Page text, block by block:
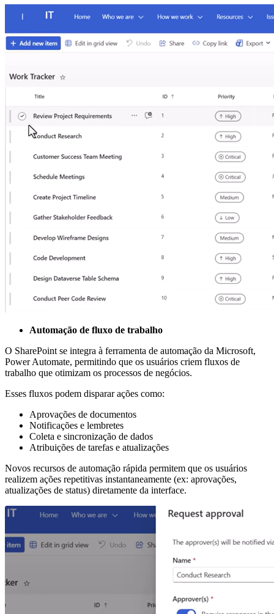
Automação de fluxo de trabalho
O SharePoint se integra à ferramenta de automação da Microsoft,
Power Automate, permitindo que os usuários criem fluxos de
trabalho que otimizam os processos de negócios.
Esses fluxos podem disparar ações como:
Aprovações de documentos
Notificações e lembretes
Coleta e sincronização de dados
Atribuições de tarefas e atualizações
Novos recursos de automação rápida permitem que os usuários
realizem ações repetitivas instantaneamente (ex: aprovações,
atualizações de status) diretamente da interface.